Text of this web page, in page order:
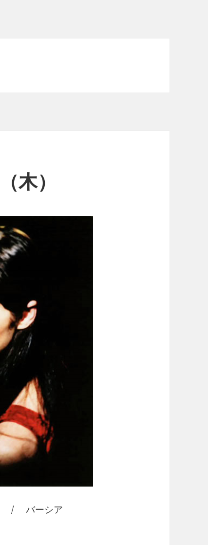
木）
/ バーシア